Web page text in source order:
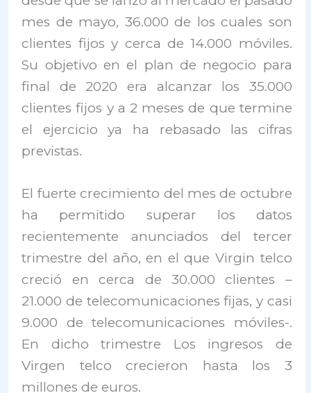
mes de mayo, 36.000 de los cuales son
clientes fijos y cerca de 14.000 móviles.
Su objetivo en el plan de negocio para
final de 2020 era alcanzar los 35.000
clientes fijos y a 2 meses de que termine
el ejercicio ya ha rebasado las cifras
previstas.
El fuerte crecimiento del mes de octubre
ha permitido superar los datos
recientemente anunciados del tercer
trimestre del año, en el que Virgin telco
creció en cerca de 30.000 clientes –
21.000 de telecomunicaciones fijas, y casi
9.000 de telecomunicaciones móviles-.
En dicho trimestre Los ingresos de
Virgen telco crecieron hasta los 3
millones de euros.